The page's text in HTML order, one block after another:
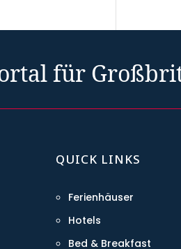
für
QUICK LINKS
Ferienhäuser
Hotels
Bed & Breakfast